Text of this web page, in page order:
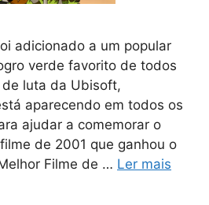
adicionado a um popular
verde favorito de todos
luta da Ubisoft,
aparecendo em todos os
ajudar a comemorar o
de 2001 que ganhou o
Filme de … Ler mais